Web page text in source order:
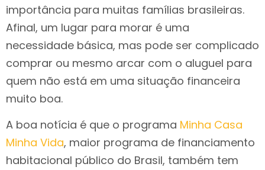
importância para muitas famílias brasileiras.
Afinal, um lugar para morar é uma
necessidade básica, mas pode ser complicado
comprar ou mesmo arcar com o aluguel para
quem não está em uma situação financeira
muito boa.
A boa notícia é que o programa Minha Casa
Minha Vida, maior programa de financiamento
habitacional público do Brasil, também tem